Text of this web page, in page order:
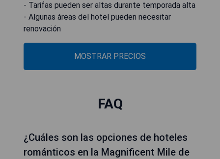
- Tarifas pueden ser altas durante temporada alta
- Algunas áreas del hotel pueden necesitar
renovación
MOSTRAR PRECIOS
FAQ
¿Cuáles son las opciones de hoteles
románticos en la Magnificent Mile de